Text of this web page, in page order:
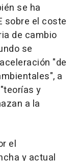
se ha
sobre el coste
de cambio
se
"de
a
y
a la
el
y actual